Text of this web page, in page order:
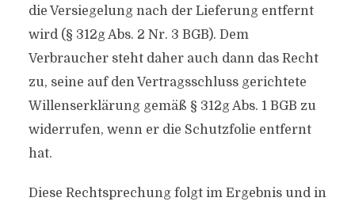
die Versiegelung nach der Lieferung entfernt
wird (§ 312g Abs. 2 Nr. 3 BGB). Dem
Verbraucher steht daher auch dann das Recht
zu, seine auf den Vertragsschluss gerichtete
Willenserklärung gemäß § 312g Abs. 1 BGB zu
widerrufen, wenn er die Schutzfolie entfernt
hat.
Diese Rechtsprechung folgt im Ergebnis und in